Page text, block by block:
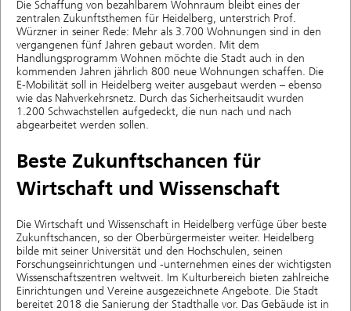
Die Schaffung von bezahlbarem Wohnraum bleibt eines der
zentralen Zukunftsthemen für Heidelberg, unterstrich Prof.
Würzner in seiner Rede: Mehr als 3.700 Wohnungen sind in den
vergangenen fünf Jahren gebaut worden. Mit dem
Handlungsprogramm Wohnen möchte die Stadt auch in den
kommenden Jahren jährlich 800 neue Wohnungen schaffen. Die
E-Mobilität soll in Heidelberg weiter ausgebaut werden – ebenso
wie das Nahverkehrsnetz. Durch das Sicherheitsaudit wurden
1.200 Schwachstellen aufgedeckt, die nun nach und nach
abgearbeitet werden sollen.
Beste Zukunftschancen für
Wirtschaft und Wissenschaft
Die Wirtschaft und Wissenschaft in Heidelberg verfüge über beste
Zukunftschancen, so der Oberbürgermeister weiter. Heidelberg
bilde mit seiner Universität und den Hochschulen, seinen
Forschungseinrichtungen und -unternehmen eines der wichtigsten
Wissenschaftszentren weltweit. Im Kulturbereich bieten zahlreiche
Einrichtungen und Vereine ausgezeichnete Angebote. Die Stadt
bereitet 2018 die Sanierung der Stadthalle vor. Das Gebäude ist in